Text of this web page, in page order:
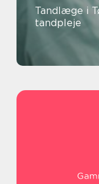
Tandlæge i
tandpleje